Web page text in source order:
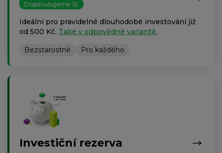
Doporučujeme 🚀
Ideální pro pravidelné dlouhodobé investování již
od 500 Kč. Také v odpovědné variantě.
Bezstarostné Pro každého
Investiční rezerva